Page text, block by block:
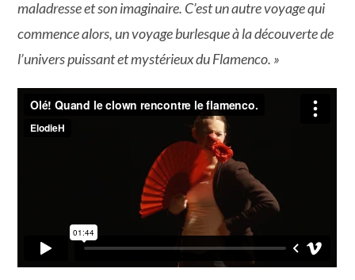
maladresse et son imaginaire. C’est un autre voyage qui
commence alors, un voyage burlesque à la découverte de
l’univers puissant et mystérieux du Flamenco. »